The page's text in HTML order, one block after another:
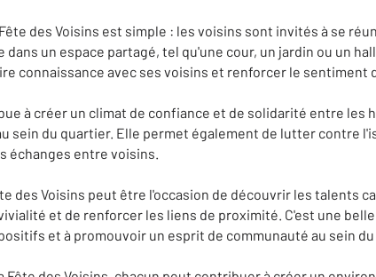
des Voisins est simple : les voisins sont invités à se
un espace partagé, tel qu'une cour, un jardin ou un
connaissance avec ses voisins et renforcer le sentiment
à créer un climat de confiance et de solidarité entre les
sein du quartier. Elle permet également de lutter contre
échanges entre voisins.
des Voisins peut être l'occasion de découvrir les talents
et de renforcer les liens de proximité. C'est une
et à promouvoir un esprit de communauté au sein